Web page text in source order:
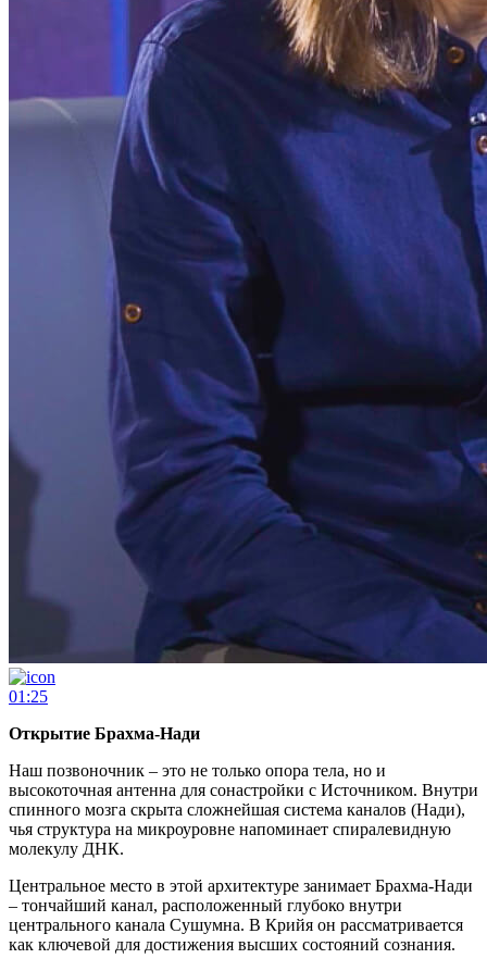
01:25
Открытие Брахма-Нади
Наш позвоночник – это не только опора тела, но и
высокоточная антенна для сонастройки с Источником. Внутри
спинного мозга скрыта сложнейшая система каналов (Нади),
чья структура на микроуровне напоминает спиралевидную
молекулу ДНК.
Центральное место в этой архитектуре занимает Брахма-Нади
– тончайший канал, расположенный глубоко внутри
центрального канала Сушумна. В Крийя он рассматривается
как ключевой для достижения высших состояний сознания.